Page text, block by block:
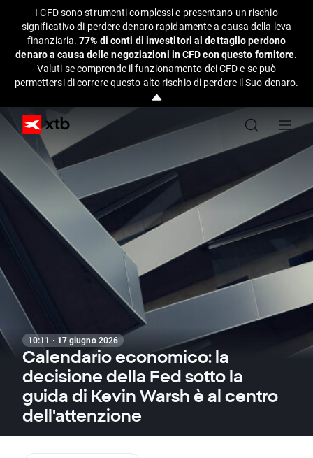
I CFD sono strumenti complessi e presentano un rischio
significativo di perdere denaro rapidamente a causa della leva
finanziaria.77% di conti di investitori al dettaglio perdono
denaro a causa delle negoziazioni in CFD con questo fornitore.
Valuti se comprende il funzionamento dei CFD e se può
permettersi di correre questo alto rischio di perdere il Suo denaro.
10:11 · 17 giugno 2026
Calendario economico: la
decisione della Fed sotto la
guida di Kevin Warsh è al centro
dell'attenzione